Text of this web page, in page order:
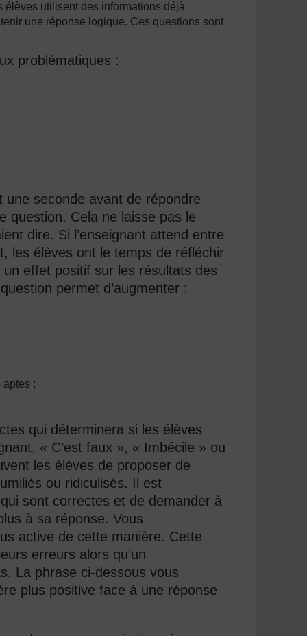
élèves utilisent des informations déjà
une réponse logique. Ces questions sont
problématiques :
seconde avant de répondre
question. Cela ne laisse pas le
dire. Si l’enseignant attend entre
les élèves ont le temps de réfléchir
effet positif sur les résultats des
permet d’augmenter :
aptes ;
qui déterminera si les élèves
« C’est faux », « Imbécile » ou
les élèves de proposer de
ou ridiculisés. Il est
sont correctes et de demander à
à sa réponse. Vous
active de cette manière. Cette
erreurs alors qu’un
La phrase ci-dessous vous
plus positive face à une réponse